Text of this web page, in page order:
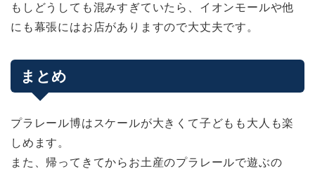
もしどうしても混みすぎていたら、イオンモールや他
にも幕張にはお店がありますので大丈夫です。
まとめ
プラレール博はスケールが大きくて子どもも大人も楽
しめます。
また、帰ってきてからお土産のプラレールで遊ぶの